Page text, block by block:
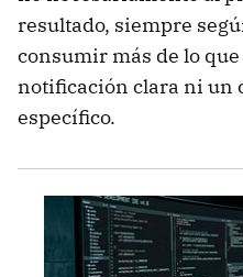
resultado, siempre
consumir más de lo
notificación clara ni un
específico.